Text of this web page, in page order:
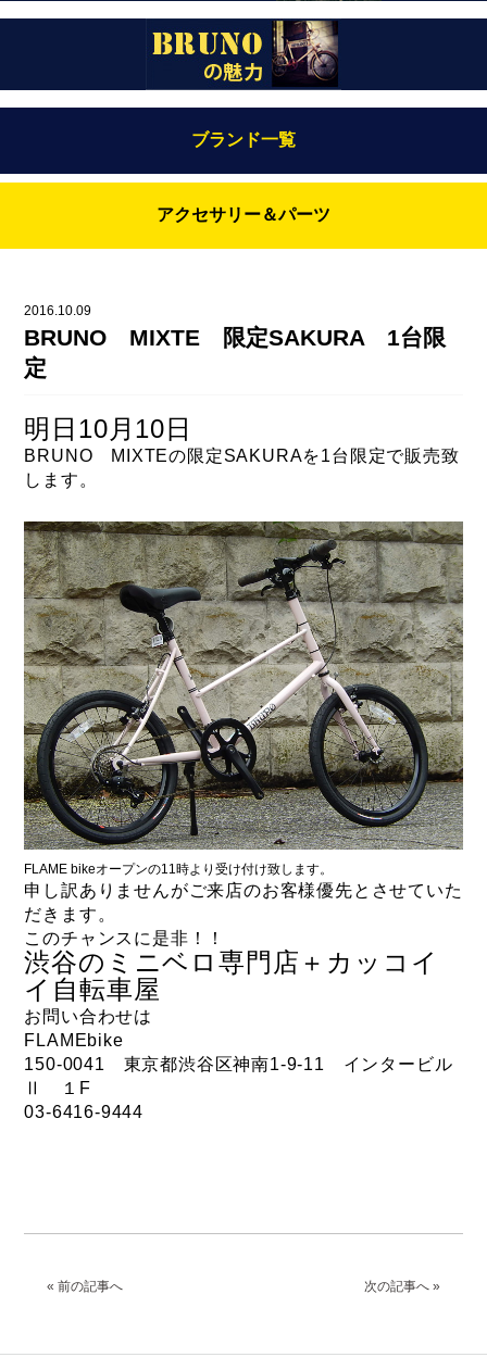
ブランド一覧
Bianchi（ビアンキ）
BRUNO(ブルーノ)
DAHON（ダホーン）
FLAMEbike限定車
GIOS（ジオス）
KUWAHARA（クワハラ）
MASI（マージ）
PASHLEY（パシュレー）
RITEWAY（ライトウェイ）
tern（ターン）
tern Crest
tern SURGE
tern SURGE PRO
tern SURGE UNO
アクセサリー＆パーツ
knog（ノグ）
option & parts
カスタム ペイント
マルイのかわいいキャップ
2016.10.09
BRUNO MIXTE 限定SAKURA 1台限
定
明日10月10日
BRUNO MIXTEの限定SAKURAを1台限定で販売致
します。
FLAME bikeオープンの11時より受け付け致します。
申し訳ありませんがご来店のお客様優先とさせていた
だきます。
このチャンスに是非！！
渋谷のミニベロ専門店＋カッコイ
イ自転車屋
お問い合わせは
FLAMEbike
150-0041 東京都渋谷区神南1-9-11 インタービル
Ⅱ １F
03-6416-9444
次の記事へ »
« 前の記事へ